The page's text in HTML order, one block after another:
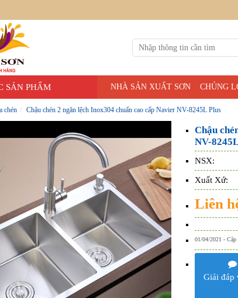
SẢN PHẨM NHÀ SẢN XUẤT SƠN CHỦNG
chén Chậu chén 2 ngăn lệch Inox304 chuẩn cao cấp Navier NV-8245L Plus
Chậu
NV-
NSX:
Xuất Xứ:
Liên
01/04/2021 - Cập
Giải đáp